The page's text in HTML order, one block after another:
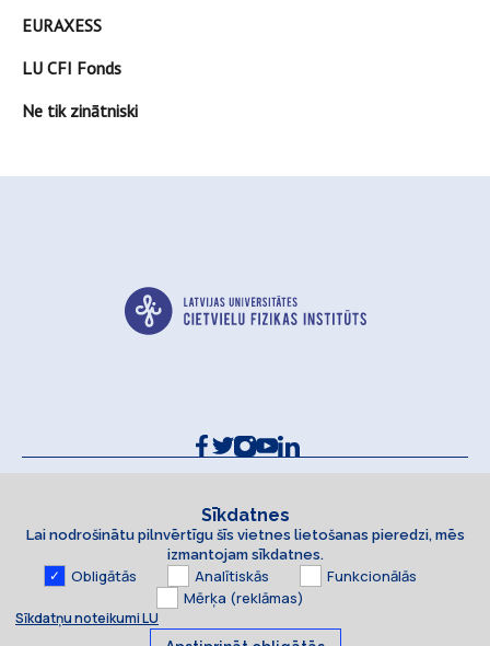
EURAXESS
LU CFI Fonds
Ne tik zinātniski
Kontakti un rekvizīti
Piekļūstamības paziņojums
Sīkdatnes
Lai nodrošinātu pilnvērtīgu šīs vietnes lietošanas pieredzi, mēs
izmantojam sīkdatnes.
Obligātās Analītiskās
Funkcionālās
Mērķa (reklāmas)
Sīkdatņu noteikumi LU